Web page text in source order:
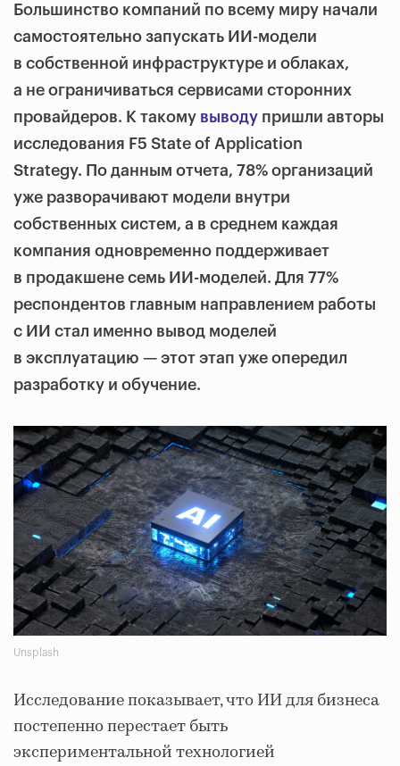
Большинство компаний по всему миру начали
самостоятельно запускать ИИ-модели
в собственной инфраструктуре и облаках,
а не ограничиваться сервисами сторонних
провайдеров. К такому выводу пришли авторы
исследования F5 State of Application
Strategy. По данным отчета, 78% организаций
уже разворачивают модели внутри
собственных систем, а в среднем каждая
компания одновременно поддерживает
в продакшене семь ИИ-моделей. Для 77%
респондентов главным направлением работы
с ИИ стал именно вывод моделей
в эксплуатацию — этот этап уже опередил
разработку и обучение.
Unsplash
Исследование показывает, что ИИ для бизнеса
постепенно перестает быть
экспериментальной технологией